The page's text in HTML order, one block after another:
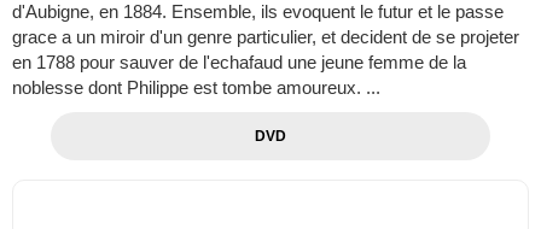
d'Aubigne, en 1884. Ensemble, ils evoquent le futur et le passe
grace a un miroir d'un genre particulier, et decident de se projeter
en 1788 pour sauver de l'echafaud une jeune femme de la
noblesse dont Philippe est tombe amoureux. ...
DVD